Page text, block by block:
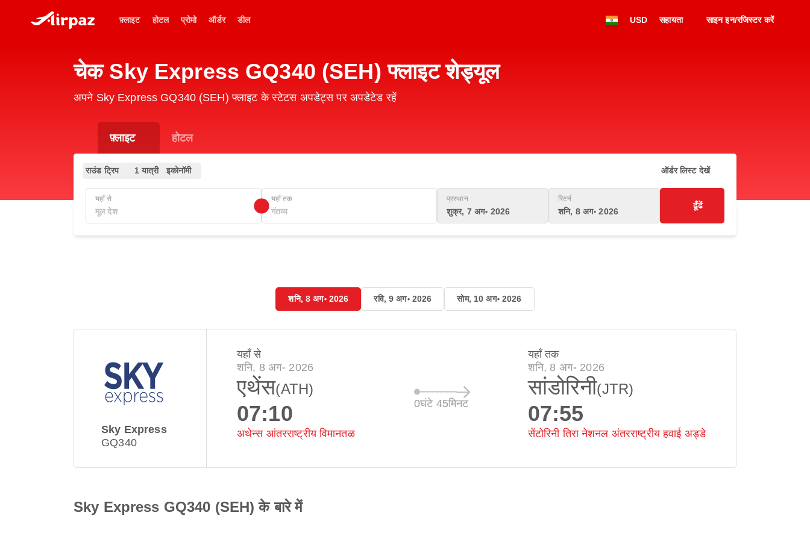
फ़्लाइट होटल प्रोमो ऑर्डर डील USD सहायता साइन इन/रजिस्टर करें
चेक Sky Express GQ340 (SEH) फ्लाइट शेड्यूल
अपने Sky Express GQ340 (SEH) फ्लाइट के स्टेटस अपडेट्स पर अपडेटेड रहें
फ़्लाइट होटल
राउंड ट्रिप 1 यात्री इकोनॉमी ऑर्डर लिस्ट देखें
यहाँ से यहाँ तक प्रस्थान
शुक्र, 7 अग॰ 2026
रिटर्न
शनि, 8 अग॰ 2026
ढूँढें
शनि, 8 अग॰ 2026 रवि, 9 अग॰ 2026 सोम, 10 अग॰ 2026
Sky Express
GQ340
यहाँ से
शनि, 8 अग॰ 2026
एथेंस(ATH)
07:10
अथेन्स आंतरराष्ट्रीय विमानतळ
0घंटे 45मिनट
यहाँ तक
शनि, 8 अग॰ 2026
सांडोरिनी(JTR)
07:55
सेंटोरिनी तिरा नेशनल अंतरराष्ट्रीय हवाई अड्डे
Sky Express GQ340 (SEH) के बारे में